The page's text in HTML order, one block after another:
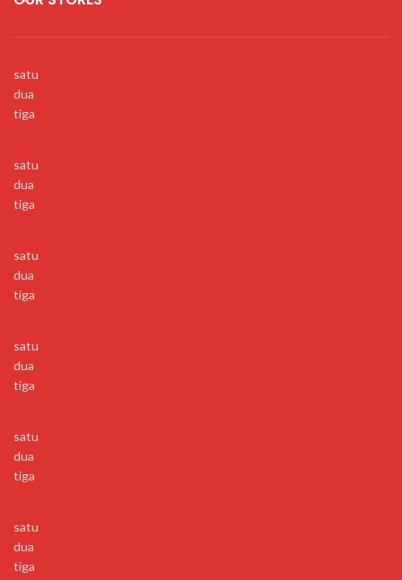
satu
dua
tiga
satu
dua
tiga
satu
dua
tiga
satu
dua
tiga
satu
dua
tiga
satu
dua
tiga